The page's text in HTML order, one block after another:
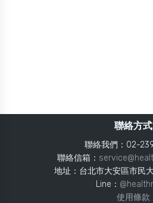
聯絡方式
聯絡我們：02-
聯絡信箱：
地址：台北市大安區市民
Line：
使用條款